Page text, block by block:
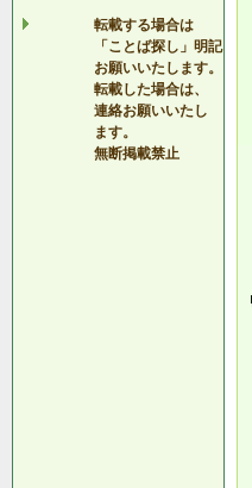
転載する場合は
「ことば探し」明記
お願いいたします。
転載した場合は、
連絡お願いいたし
ます。
無断掲載禁止